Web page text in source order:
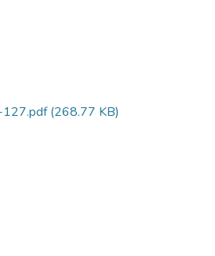
(268.77 KB)